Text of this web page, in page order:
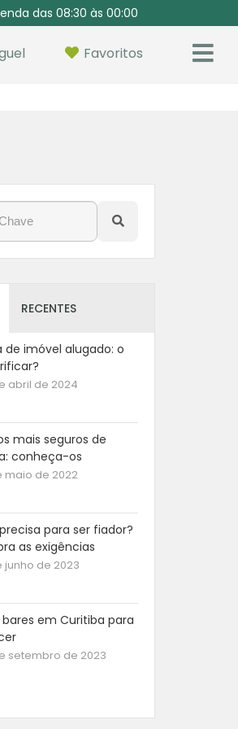
das 08:30 às 00:00
Favoritos
RECENTES
de imóvel alugado: o
abril de 2024
mais seguros de
conheça-os
maio de 2022
para ser fiador?
as exigências
junho de 2023
bares em Curitiba para
setembro de 2023